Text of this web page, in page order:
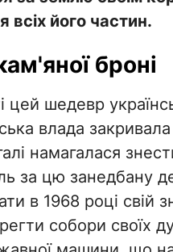
всіх його частин.
броні
цей шедевр
влада
намагалася
за цю занедбану
в 1968 році
собори своїх